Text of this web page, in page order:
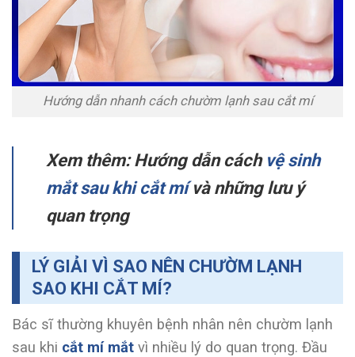
Hướng dẫn nhanh cách chườm lạnh sau cắt mí
Xem thêm: Hướng dẫn cách vệ sinh
mắt sau khi cắt mívà những lưu ý
quan trọng
LÝ GIẢI VÌ SAO NÊN CHƯỜM LẠNH
SAO KHI CẮT MÍ?
Bác sĩ thường khuyên bệnh nhân nên chườm lạnh
sau khi cắt mí mắt vì nhiều lý do quan trọng. Đầu